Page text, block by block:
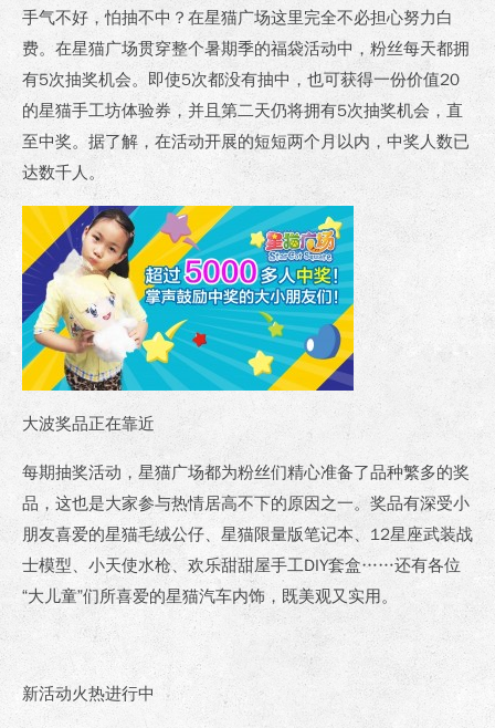
手气不好，怕抽不中？在星猫广场这里完全不必担心努力白
费。在星猫广场贯穿整个暑期季的福袋活动中，粉丝每天都拥
有5次抽奖机会。即使5次都没有抽中，也可获得一份价值20
的星猫手工坊体验券，并且第二天仍将拥有5次抽奖机会，直
至中奖。据了解，在活动开展的短短两个月以内，中奖人数已
达数千人。
大波奖品正在靠近
每期抽奖活动，星猫广场都为粉丝们精心准备了品种繁多的奖
品，这也是大家参与热情居高不下的原因之一。奖品有深受小
朋友喜爱的星猫毛绒公仔、星猫限量版笔记本、12星座武装战
士模型、小天使水枪、欢乐甜甜屋手工DIY套盒……还有各位
“大儿童”们所喜爱的星猫汽车内饰，既美观又实用。
新活动火热进行中